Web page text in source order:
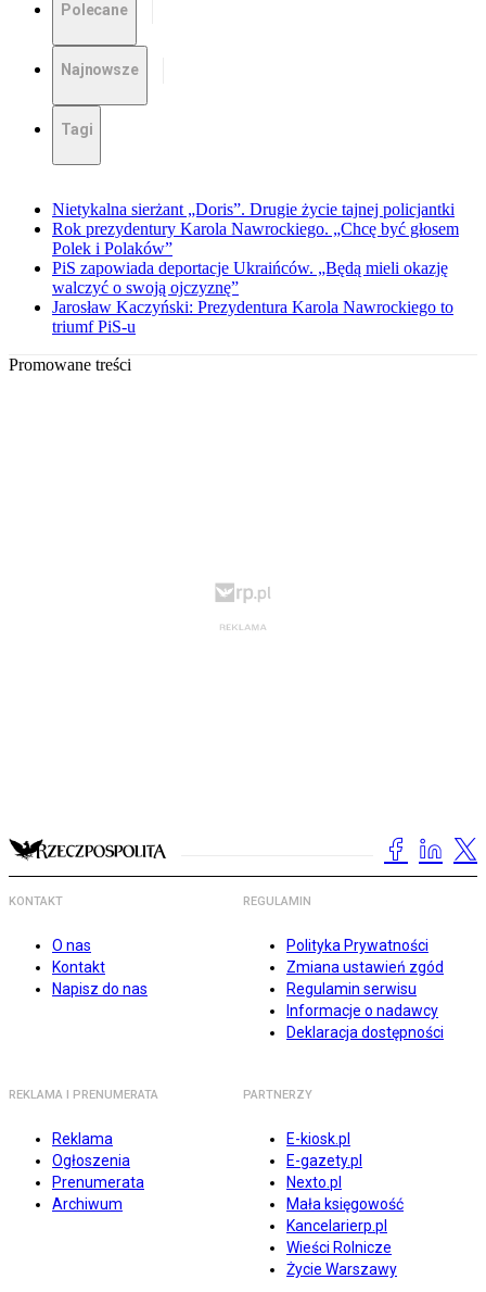
Polecane
Najnowsze
Tagi
Nietykalna sierżant „Doris”. Drugie życie tajnej policjantki
Rok prezydentury Karola Nawrockiego. „Chcę być głosem
Polek i Polaków”
PiS zapowiada deportacje Ukraińców. „Będą mieli okazję
walczyć o swoją ojczyznę”
Jarosław Kaczyński: Prezydentura Karola Nawrockiego to
triumf PiS-u
Promowane treści
KONTAKT
O nas
Kontakt
Napisz do nas
REGULAMIN
Polityka Prywatności
Zmiana ustawień zgód
Regulamin serwisu
Informacje o nadawcy
Deklaracja dostępności
REKLAMA I PRENUMERATA
Reklama
Ogłoszenia
Prenumerata
Archiwum
PARTNERZY
E-kiosk.pl
E-gazety.pl
Nexto.pl
Mała księgowość
Kancelarierp.pl
Wieści Rolnicze
Życie Warszawy